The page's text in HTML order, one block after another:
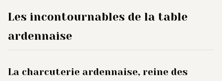
Les incontournables de la table
ardennaise
La charcuterie ardennaise, reine des